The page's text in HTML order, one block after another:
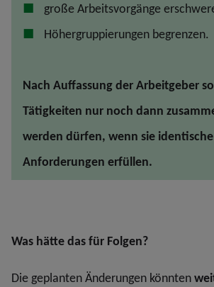
große Arbeitsvorgänge
Höhergruppierungen begrenzen.
Nach Auffassung der Arbeitgeber
Tätigkeiten nur noch dann
werden dürfen, wenn sie identische
Anforderungen erfüllen.
Was hätte das für Folgen?
Die geplanten Änderungen könnten